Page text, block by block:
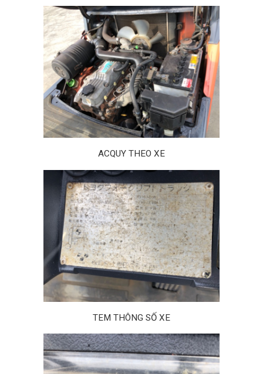
ACQUY THEO XE
TEM THÔNG SỐ XE